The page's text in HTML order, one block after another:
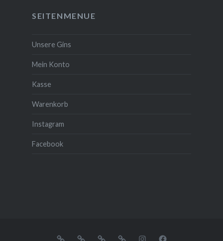
SEITENMENUE
Unsere Gins
Mein Konto
Kasse
Warenkorb
Instagram
Facebook
UnsereMein
KasseWarenkorb
InstagramFacebook